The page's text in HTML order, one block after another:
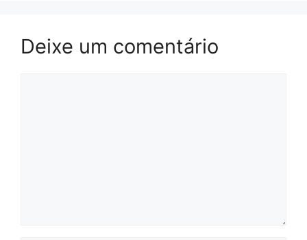
Deixe um comentário